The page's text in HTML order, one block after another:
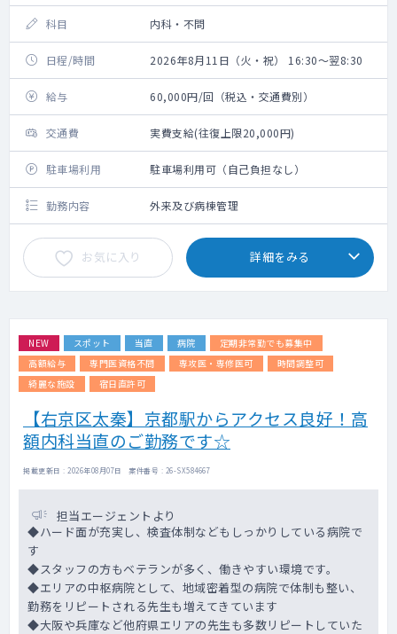
科目 内科・不問
日程/時間 2026年8月11日（火・祝） 16:30～翌8:30
給与 60,000円/回（税込・交通費別）
交通費 実費支給(往復上限20,000円)
駐車場利用 駐車場利用可（自己負担なし）
勤務内容 外来及び病棟管理
お気に入り 詳細をみる
NEW スポット 当直 病院
定期非常勤でも募集中
高額給与
専門医資格不問 専攻医・専修医可
時間調整可
綺麗な施設
宿日直許可
【右京区太秦】京都駅からアクセス良好！高
額内科当直のご勤務です☆
掲載更新日 : 2026年08月07日 案件番号 : 26-SX584667
担当エージェントより
◆ハード面が充実し、検査体制などもしっかりしている病院で
す
◆スタッフの方もベテランが多く、働きやすい環境です。
◆エリアの中枢病院として、地域密着型の病院で体制も整い、
勤務をリピートされる先生も増えてきています
◆大阪や兵庫など他府県エリアの先生も多数リピートしていた